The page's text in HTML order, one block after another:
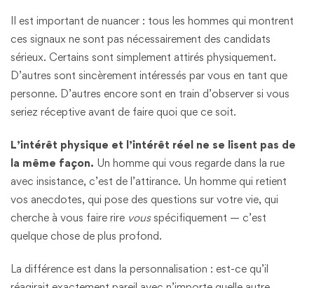
Il est important de nuancer : tous les hommes qui montrent
ces signaux ne sont pas nécessairement des candidats
sérieux. Certains sont simplement attirés physiquement.
D’autres sont sincèrement intéressés par vous en tant que
personne. D’autres encore sont en train d’observer si vous
seriez réceptive avant de faire quoi que ce soit.
L’intérêt physique et l’intérêt réel ne se lisent pas de
la même façon. Un homme qui vous regarde dans la rue
avec insistance, c’est de l’attirance. Un homme qui retient
vos anecdotes, qui pose des questions sur votre vie, qui
cherche à vous faire rire vousspécifiquement — c’est
quelque chose de plus profond.
La différence est dans la personnalisation : est-ce qu’il